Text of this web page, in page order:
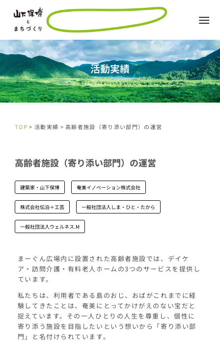
活動実績
TOP > 活動実績 > 高齢者施設（寄り添い部門）の運営
高齢者施設（寄り添い部門）の運営
建築家・山下保博 奄美イノベーション株式会社
株式会社伝泊＋工芸 一般社団法人しま・ひと・たから
一般社団法人ウェルネス.M
まーぐん広場内に設置された高齢者施設では、デイケ
ア・訪問介護・有料老人ホームの3つのサービスを提供し
ています。
私たちは、利用者である島のおじ、おばがこれまでに経
験してきたことは、奄美にとってかけがえのない宝だと
捉えています。その一人ひとりの人生を尊重し、個性に
寄り添う施設を目指したいという想いから「寄り添い部
門」と名付けられています。